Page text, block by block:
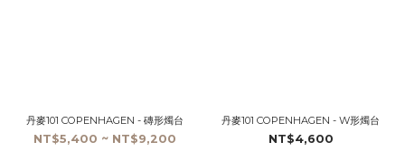
丹麥101 COPENHAGEN - 磚形燭台
NT$5,400 ~ NT$9,200
丹麥101 COPENHAGEN - W形燭台
NT$4,600